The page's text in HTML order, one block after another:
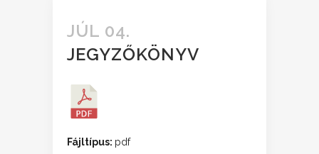
JÚL 04.
JEGYZŐKÖNYV
Fájltípus: pdf